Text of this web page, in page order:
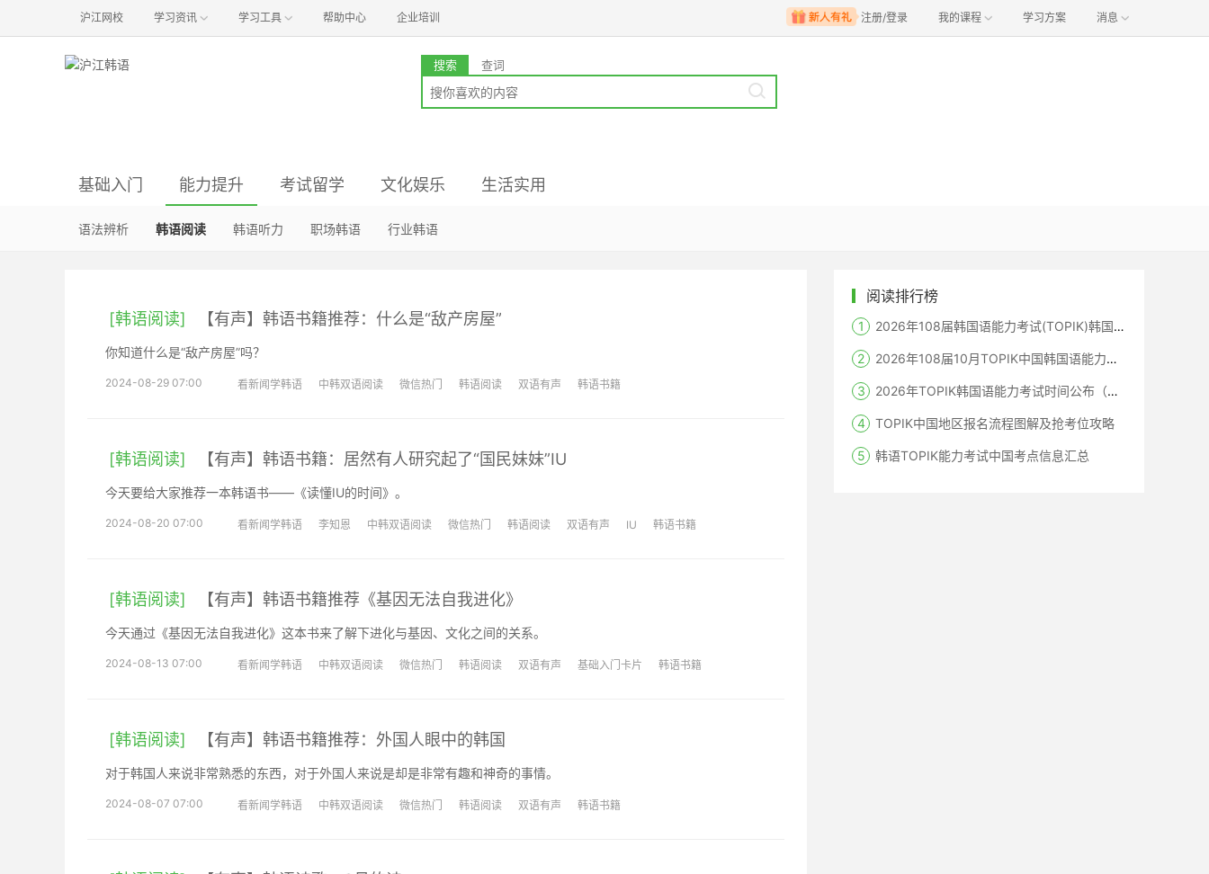
沪江网校 学习资讯 学习工具 帮助中心 企业培训 注册/登录 我的课程 学习方案 消息
搜索 查词
基础入门 能力提升 考试留学 文化娱乐 生活实用
韩语语音 韩语入门 方法经验 词汇句型
语法辨析 韩语阅读 韩语听力 职场韩语 行业韩语
资讯与经验 真题解析 初级备考 中级备考 高级备考
韩国影视 韩国音乐 明星娱乐 韩国旅游 韩国文化
新闻时讯 哇！沪江 韩语口语 生活时尚
[韩语阅读] 【有声】韩语书籍推荐：什么是“敌产房屋”
你知道什么是“敌产房屋”吗？
2024-08-29 07:00 看新闻学韩语 中韩双语阅读 微信热门 韩语阅读 双语有声 韩语书籍
[韩语阅读] 【有声】韩语书籍：居然有人研究起了“国民妹妹”IU
今天要给大家推荐一本韩语书——《读懂IU的时间》。
2024-08-20 07:00 看新闻学韩语 李知恩 中韩双语阅读 微信热门 韩语阅读 双语有声 IU 韩语书籍
[韩语阅读] 【有声】韩语书籍推荐《基因无法自我进化》
今天通过《基因无法自我进化》这本书来了解下进化与基因、文化之间的关系。
2024-08-13 07:00 看新闻学韩语 中韩双语阅读 微信热门 韩语阅读 双语有声 基础入门卡片 韩语书籍
[韩语阅读] 【有声】韩语书籍推荐：外国人眼中的韩国
对于韩国人来说非常熟悉的东西，对于外国人来说是却是非常有趣和神奇的事情。
2024-08-07 07:00 看新闻学韩语 中韩双语阅读 微信热门 韩语阅读 双语有声 韩语书籍
阅读排行榜
2026年108届韩国语能力考试(TOPIK)韩国报名时间
2026年108届10月TOPIK中国韩国语能力考试报名时间考点
2026年TOPIK韩国语能力考试时间公布（笔试+机考+口语）
TOPIK中国地区报名流程图解及抢考位攻略
韩语TOPIK能力考试中国考点信息汇总